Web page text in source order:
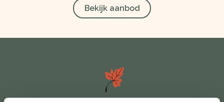
Bekijk aanbod